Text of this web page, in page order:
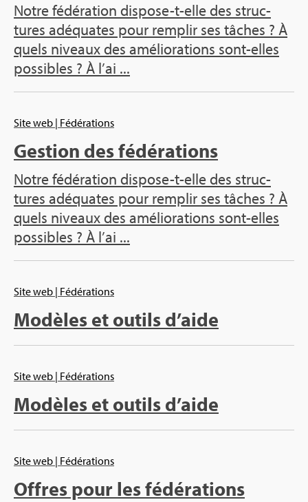
Notre fédé­ra­tion dis­pose-t-elle des struc­
tures adé­quates pour rem­plir ses tâches ? À
quels niveaux des amé­lio­ra­tions sont-elles
pos­sibles ? À l’ai ...
Site web | Fédé­ra­tions
Ges­tion des fédé­ra­tions
Notre fédé­ra­tion dis­pose-t-elle des struc­
tures adé­quates pour rem­plir ses tâches ? À
quels niveaux des amé­lio­ra­tions sont-elles
pos­sibles ? À l’ai ...
Site web | Fédé­ra­tions
Modèles et outils d’aide
Site web | Fédé­ra­tions
Modèles et outils d’aide
Site web | Fédé­ra­tions
Offres pour les fédé­ra­tions